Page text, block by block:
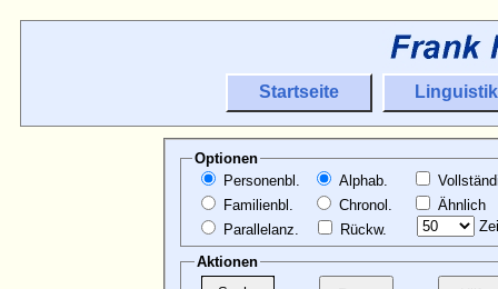
Startseite Linguistik
Optionen
Personenbl.
Familienbl.
Parallelanz.
Alphab.
Chronol.
Rückw.
Ähnlich
Aktionen